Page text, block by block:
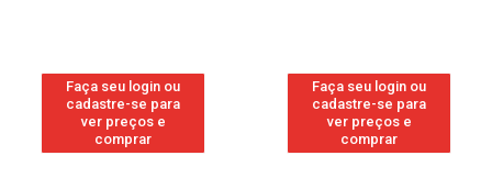
Faça seu login ou
cadastre-se para
ver preços e
comprar
Faça seu login ou
cadastre-se para
ver preços e
comprar